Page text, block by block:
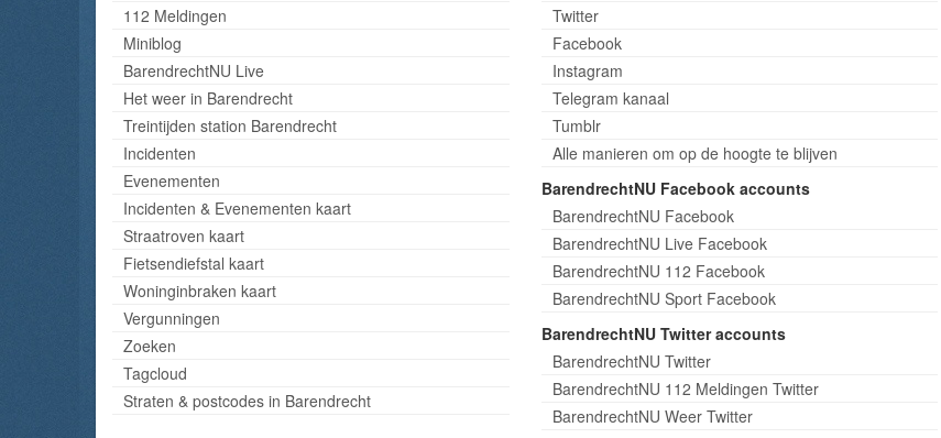
112 Meldingen
Miniblog
BarendrechtNU Live
Het weer in Barendrecht
Treintijden station Barendrecht
Incidenten
Evenementen
Incidenten & Evenementen kaart
Straatroven kaart
Fietsendiefstal kaart
Woninginbraken kaart
Vergunningen
Zoeken
Tagcloud
Straten & postcodes in Barendrecht
Twitter
Facebook
Instagram
Telegram kanaal
Tumblr
Alle manieren om op de hoogte te blijven
BarendrechtNU Facebook accounts
BarendrechtNU Facebook
BarendrechtNU Live Facebook
BarendrechtNU 112 Facebook
BarendrechtNU Sport Facebook
BarendrechtNU Twitter accounts
BarendrechtNU Twitter
BarendrechtNU 112 Meldingen Twitter
BarendrechtNU Weer Twitter